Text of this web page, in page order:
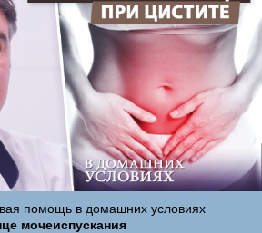
помощь в домашних условиях
мочеиспускания